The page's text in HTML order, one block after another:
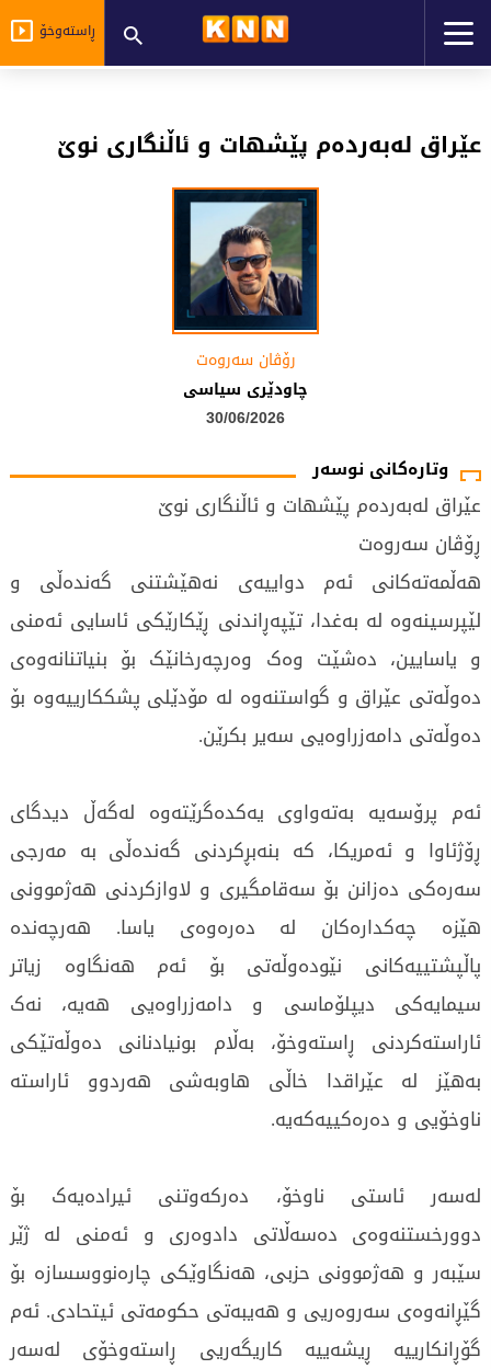
ڕاستەوخۆ
عێراق لەبەردەم پێشهات و ئاڵنگاری نوێ
رۆڤان سەروەت
چاودێرى سیاسى
30/06/2026
وتارەکانی نوسەر
عێراق لەبەردەم پێشهات و ئاڵنگاری نوێ
ڕۆڤان سەروەت
هەڵمەتەکانی ئەم دواییەی نەهێشتنی گەندەڵی و
لێپرسینەوە لە بەغدا، تێپەڕاندنی ڕێکارێکی ئاسایی ئەمنی
و یاسایین، دەشێت وەک وەرچەرخانێک بۆ بنیاتنانەوەی
دەوڵەتی عێراق و گواستنەوە لە مۆدێلی پشککارییەوە بۆ
دەوڵەتی دامەزراوەیی سەیر بکرێن.
ئەم پرۆسەیە بەتەواوی یەکدەگرێتەوە لەگەڵ دیدگای
ڕۆژئاوا و ئەمریکا، کە بنەبڕکردنی گەندەڵی بە مەرجی
سەرەکی دەزانن بۆ سەقامگیری و لاوازکردنی هەژموونی
هێزە چەکدارەکان لە دەرەوەی یاسا. هەرچەندە
پاڵپشتییەکانی نێودەوڵەتی بۆ ئەم هەنگاوە زیاتر
سیمایەکی دیپلۆماسی و دامەزراوەیی هەیە، نەک
ئاراستەکردنی ڕاستەوخۆ، بەڵام بونیادنانی دەوڵەتێکی
بەهێز لە عێراقدا خاڵی هاوبەشی هەردوو ئاراستە
ناوخۆیی و دەرەکییەکەیە.
لەسەر ئاستی ناوخۆ، دەرکەوتنی ئیرادەیەک بۆ
دوورخستنەوەی دەسەڵاتی دادوەری و ئەمنی لە ژێر
سێبەر و هەژموونی حزبی، هەنگاوێکی چارەنووسسازە بۆ
گێڕانەوەی سەروەریی و هەیبەتی حکومەتی ئیتحادی. ئەم
گۆڕانکارییە ڕیشەییە کاریگەریی ڕاستەوخۆی لەسەر